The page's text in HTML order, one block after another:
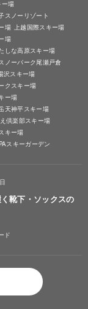
ー場
スノーリゾート
場
上越国際スキー場
場
しな高原スキー場
ノーパーク尾瀬戸倉
沢スキー場
クスキー場
ー場
天神平スキー場
倶楽部スキー場
キー場
スキーガーデン
靴下・ソックスの
ド